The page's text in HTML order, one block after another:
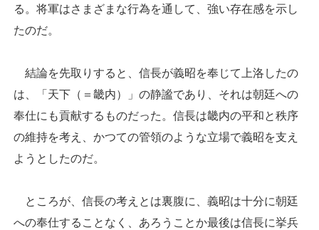
る。将軍はさまざまな行為を通して、強い存在感を示し
たのだ。
結論を先取りすると、信長が義昭を奉じて上洛したの
は、「天下（＝畿内）」の静謐であり、それは朝廷への
奉仕にも貢献するものだった。信長は畿内の平和と秩序
の維持を考え、かつての管領のような立場で義昭を支え
ようとしたのだ。
ところが、信長の考えとは裏腹に、義昭は十分に朝廷
への奉仕することなく、あろうことか最後は信長に挙兵